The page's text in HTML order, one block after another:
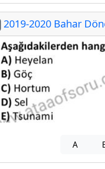
2019-2020 Bahar
A